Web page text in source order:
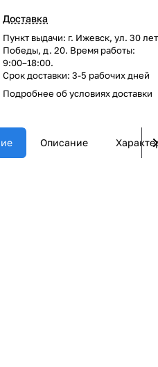
Доставка
Пункт выдачи: г. Ижевск, ул. 30 лет
Победы, д. 20. Время работы:
9:00–18:00.
Срок доставки: 3-5 рабочих дней
Подробнее обусловиях доставки
Описание